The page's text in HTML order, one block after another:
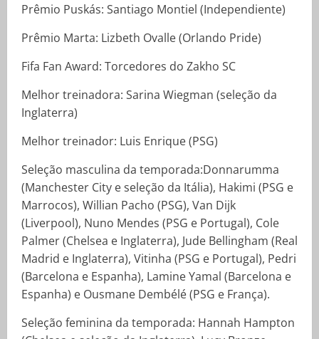
Prêmio Puskás: Santiago Montiel (Independiente)
Prêmio Marta: Lizbeth Ovalle (Orlando Pride)
Fifa Fan Award: Torcedores do Zakho SC
Melhor treinadora: Sarina Wiegman (seleção da
Inglaterra)
Melhor treinador: Luis Enrique (PSG)
Seleção masculina da temporada:Donnarumma
(Manchester City e seleção da Itália), Hakimi (PSG e
Marrocos), Willian Pacho (PSG), Van Dijk
(Liverpool), Nuno Mendes (PSG e Portugal), Cole
Palmer (Chelsea e Inglaterra), Jude Bellingham (Real
Madrid e Inglaterra), Vitinha (PSG e Portugal), Pedri
(Barcelona e Espanha), Lamine Yamal (Barcelona e
Espanha) e Ousmane Dembélé (PSG e França).
Seleção feminina da temporada: Hannah Hampton